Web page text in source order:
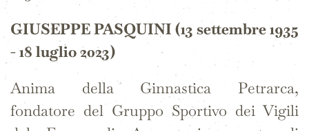
GIUSEPPE PASQUINI (13 settembre 1935
- 18 luglio 2023)
Anima della Ginnastica Petrarca,
fondatore del Gruppo Sportivo dei Vigili